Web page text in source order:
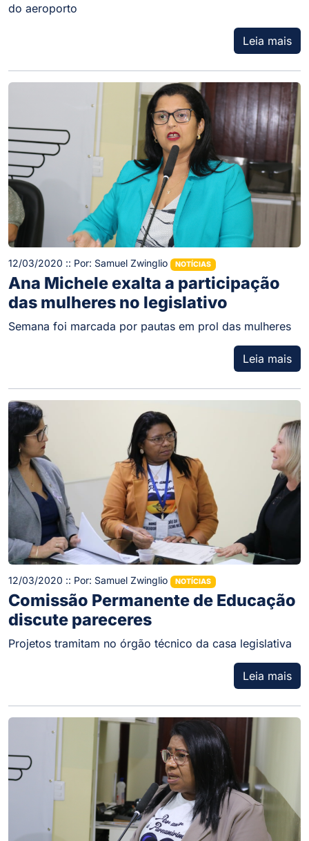
do aeroporto
Leia mais
12/03/2020 :: Por: Samuel Zwinglio NOTÍCIAS
Ana Michele exalta a participação
das mulheres no legislativo
Semana foi marcada por pautas em prol das mulheres
Leia mais
12/03/2020 :: Por: Samuel Zwinglio NOTÍCIAS
Comissão Permanente de Educação
discute pareceres
Projetos tramitam no órgão técnico da casa legislativa
Leia mais